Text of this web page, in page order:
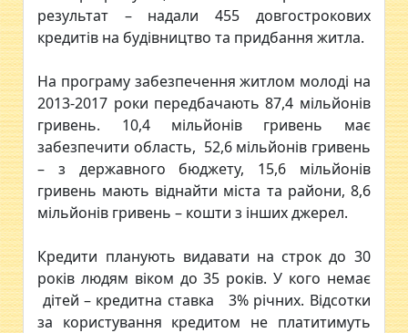
результат – надали 455 довгострокових
кредитів на будівництво та придбання житла.
На програму забезпечення житлом молоді на
2013-2017 роки передбачають 87,4 мільйонів
гривень. 10,4 мільйонів гривень має
забезпечити область, 52,6 мільйонів гривень
– з державного бюджету, 15,6 мільйонів
гривень мають віднайти міста та райони, 8,6
мільйонів гривень – кошти з інших джерел.
Кредити планують видавати на строк до 30
років людям віком до 35 років. У кого немає
дітей – кредитна ставка 3% річних. Відсотки
за користування кредитом не платитимуть